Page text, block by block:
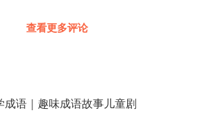
查看更多评论
成语｜趣味成语故事儿童剧